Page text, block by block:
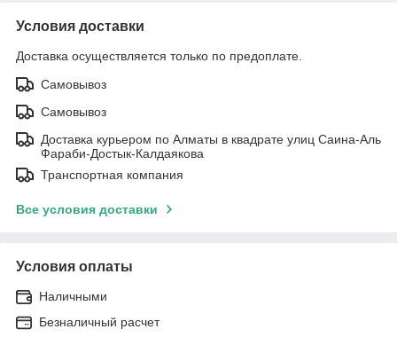
Условия доставки
Доставка осуществляется только по предоплате.
Самовывоз
Самовывоз
Доставка курьером по Алматы в квадрате улиц Саина-Аль
Фараби-Достык-Калдаякова
Транспортная компания
Все условия доставки
Условия оплаты
Наличными
Безналичный расчет